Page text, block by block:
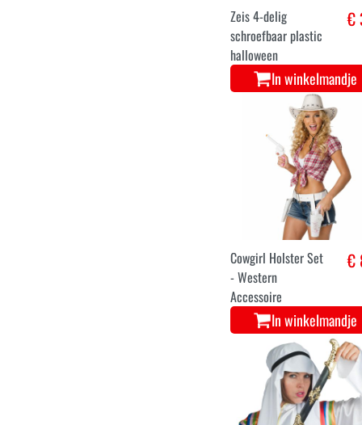
Zeis 4-delig
schroefbaar plastic
halloween
€
In winkelmandje
Cowgirl Holster Set
- Western
Accessoire
€
In winkelmandje